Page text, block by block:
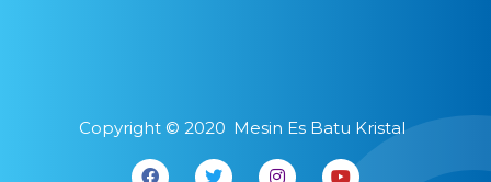
Copyright © 2020 Mesin Es Batu Kristal